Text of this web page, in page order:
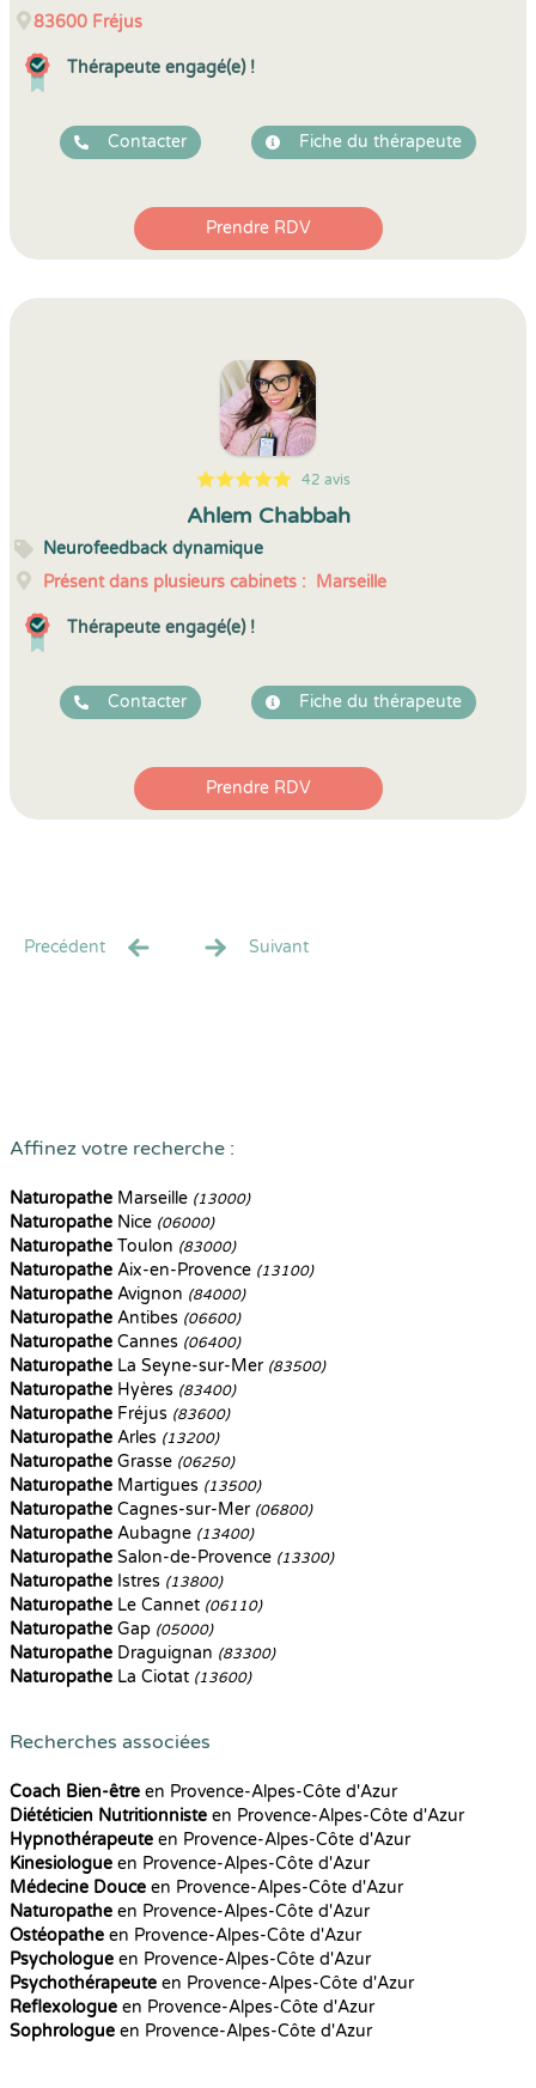
83600 Fréjus
Thérapeute engagé(e) !
Contacter Fiche du thérapeute
Prendre RDV
5
1
5
42 42 avis
Ahlem Chabbah
Neurofeedback dynamique
Présent dans plusieurs cabinets : Marseille
Thérapeute engagé(e) !
Contacter Fiche du thérapeute
Prendre RDV
Precédent Suivant
Affinez votre recherche :
Naturopathe Marseille (13000)
Naturopathe Nice (06000)
Naturopathe Toulon (83000)
Naturopathe Aix-en-Provence (13100)
Naturopathe Avignon (84000)
Naturopathe Antibes (06600)
Naturopathe Cannes (06400)
Naturopathe La Seyne-sur-Mer (83500)
Naturopathe Hyères (83400)
Naturopathe Fréjus (83600)
Naturopathe Arles (13200)
Naturopathe Grasse (06250)
Naturopathe Martigues (13500)
Naturopathe Cagnes-sur-Mer (06800)
Naturopathe Aubagne (13400)
Naturopathe Salon-de-Provence (13300)
Naturopathe Istres (13800)
Naturopathe Le Cannet (06110)
Naturopathe Gap (05000)
Naturopathe Draguignan (83300)
Naturopathe La Ciotat (13600)
Recherches associées
Coach Bien-être en Provence-Alpes-Côte d'Azur
Diététicien Nutritionniste en Provence-Alpes-Côte d'Azur
Hypnothérapeute en Provence-Alpes-Côte d'Azur
Kinesiologue en Provence-Alpes-Côte d'Azur
Médecine Douce en Provence-Alpes-Côte d'Azur
Naturopathe en Provence-Alpes-Côte d'Azur
Ostéopathe en Provence-Alpes-Côte d'Azur
Psychologue en Provence-Alpes-Côte d'Azur
Psychothérapeute en Provence-Alpes-Côte d'Azur
Reflexologue en Provence-Alpes-Côte d'Azur
Sophrologue en Provence-Alpes-Côte d'Azur